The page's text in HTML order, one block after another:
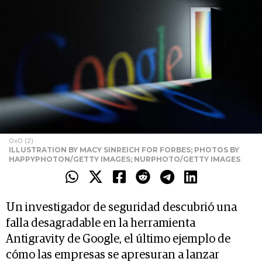
0x0 (2)
ILLUSTRATION BY MACY SINREICH FOR FORBES; PHOTOS BY
HAPPYPHOTON/GETTY IMAGES; NURPHOTO/GETTY IMAGES
Un investigador de seguridad descubrió una
falla desagradable en la herramienta
Antigravity de Google, el último ejemplo de
cómo las empresas se apresuran a lanzar